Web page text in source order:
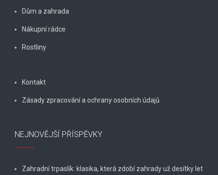
Dům a zahrada
Nákupní rádce
Rostliny
Kontakt
Zásady zpracování a ochrany osobních údajů
NEJNOVĚJŠÍ PŘÍSPĚVKY
Zahradní trpaslík: klasika, která zdobí zahrady už desítky let